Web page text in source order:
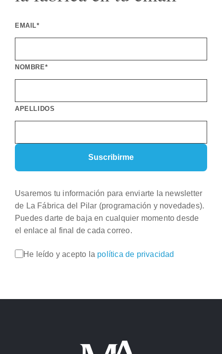
EMAIL*
NOMBRE*
APELLIDOS
Usaremos tu información para enviarte la newsletter
de La Fábrica del Pilar (programación y novedades).
Puedes darte de baja en cualquier momento desde
el enlace al final de cada correo.
He leído y acepto la política de privacidad